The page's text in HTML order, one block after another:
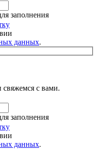
заполнения
данных.
с вами.
заполнения
данных.